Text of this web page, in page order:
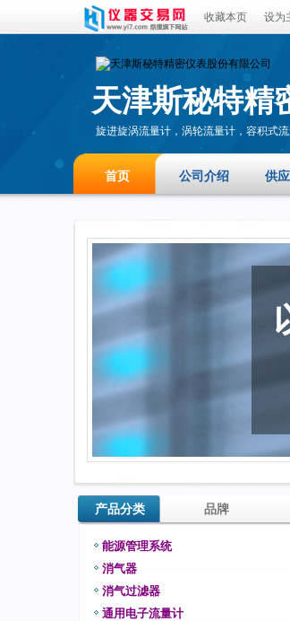
收藏本页 设为
天津斯秘特精
旋进旋涡流量计，涡轮流量计，容积式
计，热式气体质量流量计
首页 公司介绍 供
产品分类 品牌
能源管理系统
消气器
消气过滤器
通用电子流量计